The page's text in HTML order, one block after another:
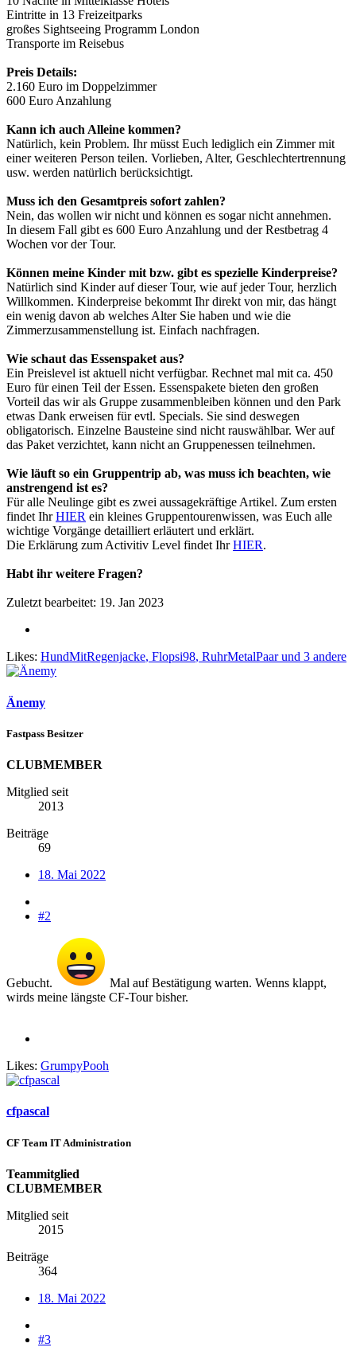
Eintritte in 13 Freizeitparks
großes Sightseeing Programm London
Transporte im Reisebus
Preis Details:
2.160 Euro im Doppelzimmer
600 Euro Anzahlung
Kann ich auch Alleine kommen?
Natürlich, kein Problem. Ihr müsst Euch lediglich ein Zimmer mit
einer weiteren Person teilen. Vorlieben, Alter, Geschlechtertrennung
usw. werden natürlich berücksichtigt.
Muss ich den Gesamtpreis sofort zahlen?
Nein, das wollen wir nicht und können es sogar nicht annehmen.
In diesem Fall gibt es 600 Euro Anzahlung und der Restbetrag 4
Wochen vor der Tour.
Können meine Kinder mit bzw. gibt es spezielle Kinderpreise?
Natürlich sind Kinder auf dieser Tour, wie auf jeder Tour, herzlich
Willkommen. Kinderpreise bekommt Ihr direkt von mir, das hängt
ein wenig davon ab welches Alter Sie haben und wie die
Zimmerzusammenstellung ist. Einfach nachfragen.
Wie schaut das Essenspaket aus?
Ein Preislevel ist aktuell nicht verfügbar. Rechnet mal mit ca. 450
Euro für einen Teil der Essen. Essenspakete bieten den großen
Vorteil das wir als Gruppe zusammenbleiben können und den Park
etwas Dank erweisen für evtl. Specials. Sie sind deswegen
obligatorisch. Einzelne Bausteine sind nicht rauswählbar. Wer auf
das Paket verzichtet, kann nicht an Gruppenessen teilnehmen.
Wie läuft so ein Gruppentrip ab, was muss ich beachten, wie
anstrengend ist es?
Für alle Neulinge gibt es zwei aussagekräftige Artikel. Zum ersten
findet IhrHIER ein kleines Gruppentourenwissen, was Euch alle
wichtige Vorgänge detailliert erläutert und erklärt.
Die Erklärung zum Activitiv Level findet IhrHIER.
Habt ihr weitere Fragen?
Zuletzt bearbeitet: 19. Jan 2023
Likes: HundMitRegenjacke, Flopsi98, RuhrMetalPaarund 3 andere
Änemy
Fastpass Besitzer
CLUBMEMBER
Mitglied seit
2013
Beiträge
69
18. Mai 2022
#2
Gebucht.
Mal auf Bestätigung warten. Wenns klappt,
wirds meine längste CF-Tour bisher.
Likes: GrumpyPooh
cfpascal
CF Team IT Administration
Teammitglied
CLUBMEMBER
Mitglied seit
2015
Beiträge
364
18. Mai 2022
#3